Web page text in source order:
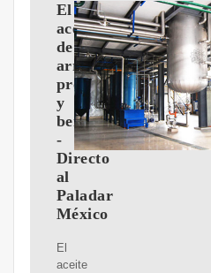
El
aceite
de
arroz:
propiedades
y
beneficios
-
Directo
al
Paladar
México
El
aceite